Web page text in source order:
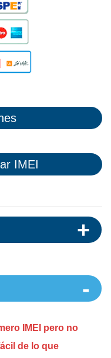
IMEI
IMEI pero no
de lo que